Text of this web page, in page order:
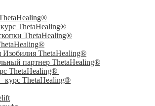
ThetaHealing®
ThetaHealing®
Изобилия ThetaHealing®
партнер ThetaHealing®
ThetaHealing®
курс ThetaHealing®